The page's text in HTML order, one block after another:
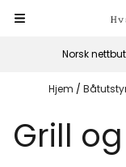
Hopp til innhold
Norsk
Hjem /
Grill